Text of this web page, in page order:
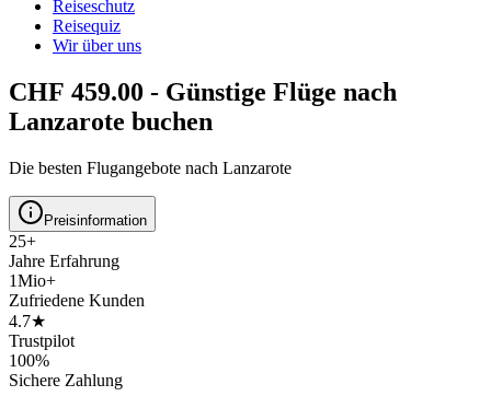
Reiseschutz
Reisequiz
Wir über uns
CHF 459.00 - Günstige Flüge nach
Lanzarote buchen
Die besten Flugangebote nach Lanzarote
Preisinformation
25+
Jahre Erfahrung
1Mio+
Zufriedene Kunden
4.7★
Trustpilot
100%
Sichere Zahlung